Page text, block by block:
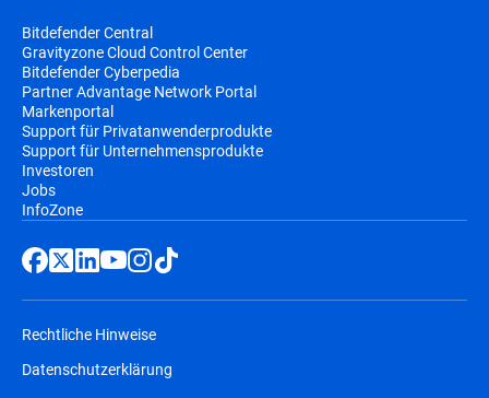
Bitdefender Central
Gravityzone Cloud Control Center
Bitdefender Cyberpedia
Partner Advantage Network Portal
Markenportal
Support für Privatanwenderprodukte
Support für Unternehmensprodukte
Investoren
Jobs
InfoZone
Rechtliche Hinweise
Datenschutzerklärung